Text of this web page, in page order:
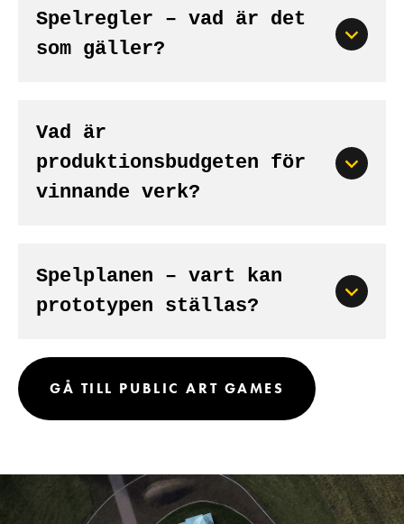
Spelregler – vad är det
som gäller?
Vad är
produktionsbudgeten för
vinnande verk?
Spelplanen – vart kan
prototypen ställas?
GÅ TILL PUBLIC ART GAMES